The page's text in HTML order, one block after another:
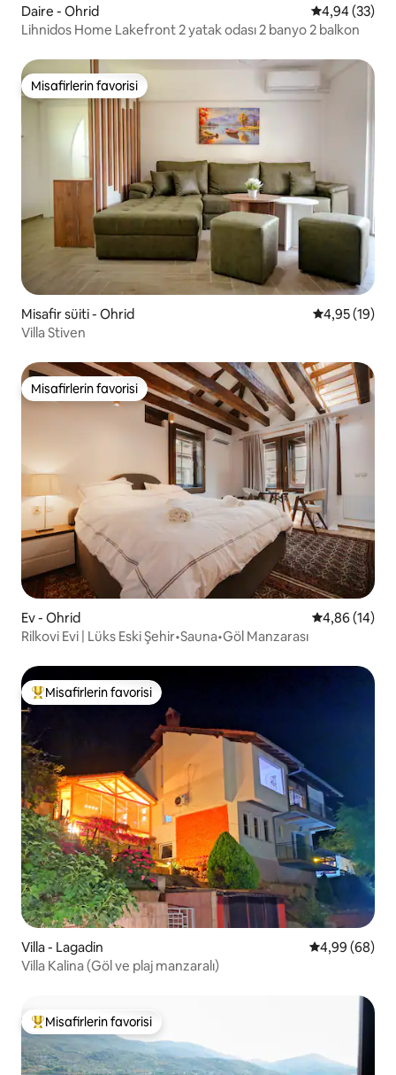
Daire - Ohrid 5 üzerinden
4,94 (33)
Lihnidos Home Lakefront 2 yatak odası 2 banyo 2 balkon
Misafirlerin favorisi
Misafirlerin favorisi
Misafir süiti - Ohrid 5 üzerinden
4,95 (19)
Villa Stiven
Misafirlerin favorisi
Misafirlerin favorisi
Ev - Ohrid 5 üzerinden
4,86 (14)
Rilkovi Evi | Lüks Eski Şehir•Sauna•Göl Manzarası
Misafirlerin favorilerinden en beğenilenler arasında
Misafirlerin favorisi
Villa - Lagadin 5 üzerinden
4,99 (68)
Villa Kalina (Göl ve plaj manzaralı)
Misafirlerin favorilerinden en beğenilenler arasında
Misafirlerin favorisi